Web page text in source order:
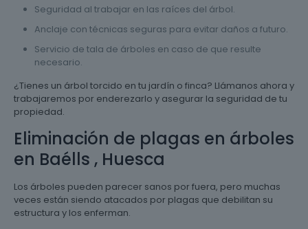
Seguridad al trabajar en las raíces del árbol.
Anclaje con técnicas seguras para evitar daños a futuro.
Servicio de tala de árboles en caso de que resulte
necesario.
¿Tienes un árbol torcido en tu jardín o finca? Llámanos ahora y
trabajaremos por enderezarlo y asegurar la seguridad de tu
propiedad.
Eliminación de plagas en árboles
en Baélls , Huesca
Los árboles pueden parecer sanos por fuera, pero muchas
veces están siendo atacados por plagas que debilitan su
estructura y los enferman.